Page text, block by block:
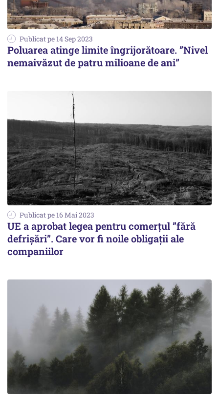
Publicat pe 14 Sep 2023
Poluarea atinge limite îngrijorătoare. ”Nivel
nemaivăzut de patru milioane de ani”
Publicat pe 16 Mai 2023
UE a aprobat legea pentru comerțul ”fără
defrișări”. Care vor fi noile obligații ale
companiilor